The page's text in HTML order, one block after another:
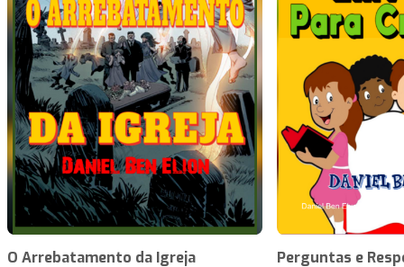
O Arrebatamento da Igreja
Perguntas e